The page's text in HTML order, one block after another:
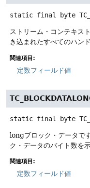
static final byte
ストリーム・コンテキス
き込まれたすべてのハン
関連項目:
定数フィールド値
static final byte
longブロック・データです
ク・データのバイト数を示
関連項目:
定数フィールド値